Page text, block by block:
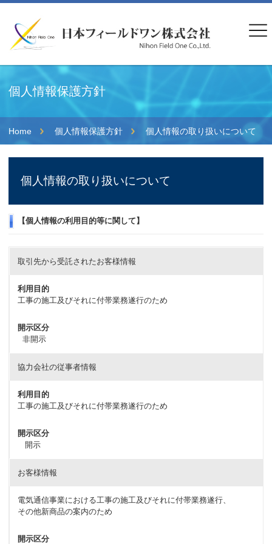
個人情報保護方針
Home 個人情報保護方針 個人情報の取り扱いについて
個人情報の取り扱いについて
【個人情報の利用目的等に関して】
取引先から受託されたお客様情報
利用目的
工事の施工及びそれに付帯業務遂行のため
開示区分
非開示
協力会社の従事者情報
利用目的
工事の施工及びそれに付帯業務遂行のため
開示区分
開示
お客様情報
電気通信事業における工事の施工及びそれに付帯業務遂行、
その他新商品の案内のため
開示区分